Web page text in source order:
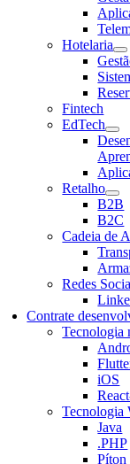
Hotelaria
Fintech
EdTech
Retalho
B2B
B2C
Cadeia de
Redes
Contrate
Tecnologia
iOS
Tecnologia
Java
.PHP
Píton